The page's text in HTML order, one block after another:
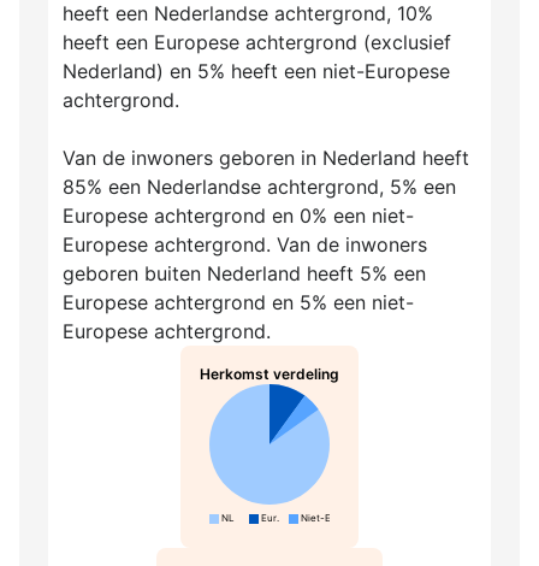
heeft een Nederlandse achtergrond, 10%
heeft een Europese achtergrond (exclusief
Nederland) en 5% heeft een niet-Europese
achtergrond.
Van de inwoners geboren in Nederland heeft
85% een Nederlandse achtergrond, 5% een
Europese achtergrond en 0% een niet-
Europese achtergrond. Van de inwoners
geboren buiten Nederland heeft 5% een
Europese achtergrond en 5% een niet-
Europese achtergrond.
Herkomst verdeling
NL Eur. Niet-Eur.